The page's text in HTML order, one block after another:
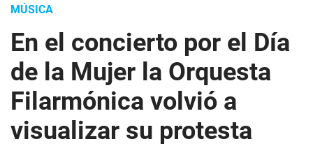
MÚSICA
En el concierto por el Día
de la Mujer la Orquesta
Filarmónica volvió a
visualizar su protesta